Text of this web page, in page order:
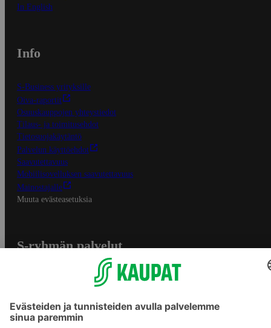
In English
Info
S-Business yrityksille
Oiva-raportit
Osuuskauppojen yhteystiedot
Tilaus- ja toimitusehdot
Tietosuojakäytäntö
Palvelun käyttöehdot
Saavutettavuus
Mobiilisovelluksen saavutettavuus
Mainostajalle
Muuta evästeasetuksia
S-ryhmän palvelut
Yhteishyvä Ruoka -sovellus
S-ostoslista -sovellus